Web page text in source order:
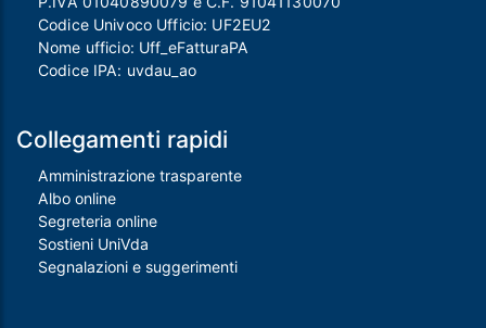
Codice Univoco Ufficio: UF2EU2
Nome ufficio: Uff_eFatturaPA
Codice IPA: uvdau_ao
Collegamenti rapidi
Amministrazione trasparente
Albo online
Segreteria online
Sostieni UniVda
Segnalazioni e suggerimenti